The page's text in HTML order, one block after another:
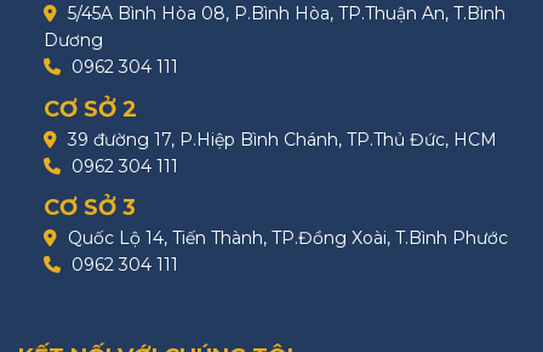
5/45A Bình Hòa 08, P.Bình Hòa, TP.Thuận An, T.Bình
Dương
0962 304 111
CƠ SỞ 2
39 đường 17, P.Hiệp Bình Chánh, TP.Thủ Đức, HCM
0962 304 111
CƠ SỞ 3
Quốc Lộ 14, Tiến Thành, TP.Đồng Xoài, T.Bình Phước
0962 304 111